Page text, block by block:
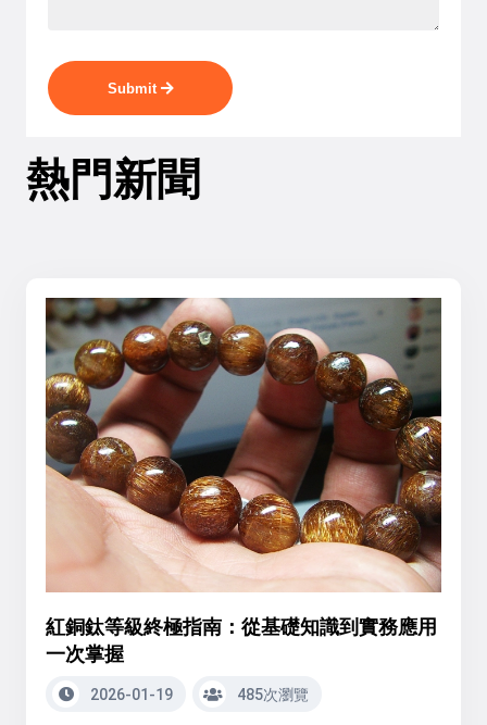
Submit
熱門新聞
紅銅鈦等級終極指南：從基礎知識到實務應用
一次掌握
2026-01-19 485次瀏覽